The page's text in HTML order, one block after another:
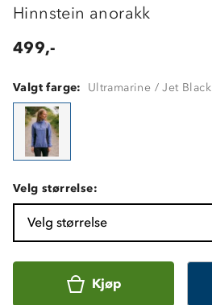
Hinnstein anorakk
499,-
Valgt farge: Ultramarine / Jet Black
Velg størrelse:
Velg størrelse
Kjøp